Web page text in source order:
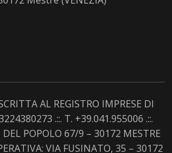
AL REGISTRO IMPRESE DI
.::. T. +39.041.955006 .::.
DEL POPOLO 67/9 – 30172 MESTRE
VIA FUSINATO, 35 – 30172